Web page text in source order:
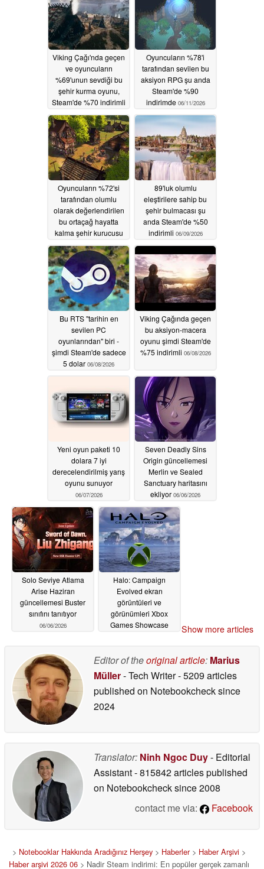
Viking Çağı'nda geçen
ve oyuncuların
%69'unun sevdiği bu
şehir kurma oyunu,
Steam'de %70 indirimli
06/13/2026
Oyuncuların %78'i
tarafından sevilen bu
aksiyon RPG şu anda
Steam'de %90
indirimde 06/11/2026
Oyuncuların %72'si
tarafından olumlu
olarak değerlendirilen
bu ortaçağ hayatta
kalma şehir kurucusu
Steam'de %80 indirimli
06/10/2026
89'luk olumlu
eleştirilere sahip bu
şehir bulmacası şu
anda Steam'de %50
indirimli 06/09/2026
Bu RTS "tarihin en
sevilen PC
oyunlarından" biri -
şimdi Steam'de sadece
5 dolar 06/08/2026
Viking Çağında geçen
bu aksiyon-macera
oyunu şimdi Steam'de
%75 indirimli 06/08/2026
Yeni oyun paketi 10
dolara 7 iyi
derecelendirilmiş yarış
oyunu sunuyor
06/07/2026
Seven Deadly Sins
Origin güncellemesi
Merlin ve Sealed
Sanctuary haritasını
ekliyor 06/06/2026
Solo Seviye Atlama
Arise Haziran
güncellemesi Buster
sınıfını tanıtıyor
06/06/2026
Halo: Campaign
Evolved ekran
görüntüleri ve
görünümleri Xbox
Games Showcase
Show more articles
Editor of theoriginal article: Marius
Müller- Tech Writer- 5209 articles
published on Notebookchecksince
2024
Translator: Ninh Ngoc Duy- Editorial
Assistant- 815842 articles published
on Notebookchecksince 2008
contact me via:
Facebook
> Notebooklar Hakkında Aradığınız Herşey > Haberler> Haber Arşivi >
Haber arşivi 2026 06 > Nadir Steam indirimi: En popüler gerçek zamanlı